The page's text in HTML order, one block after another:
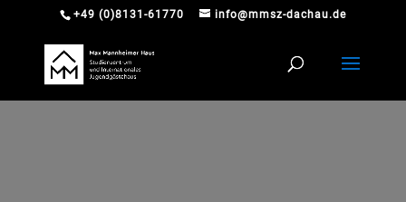
+49 (0)8131-61770 info@mmsz-dachau.de